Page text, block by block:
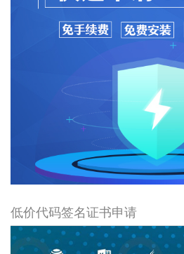
低价代码签名证书申请